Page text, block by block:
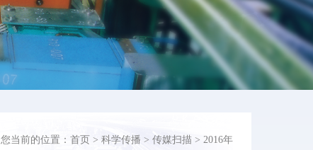
您当前的位置： 首页 > 科学传播 > 传媒扫描 > 2016年